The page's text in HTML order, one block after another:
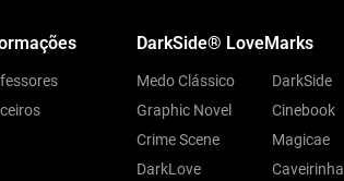
DarkSide® LoveMarks
Medo Clássico
Graphic Novel
Crime Scene
DarkLove
DarkSide
Cinebook
Magicae
Caveirinha